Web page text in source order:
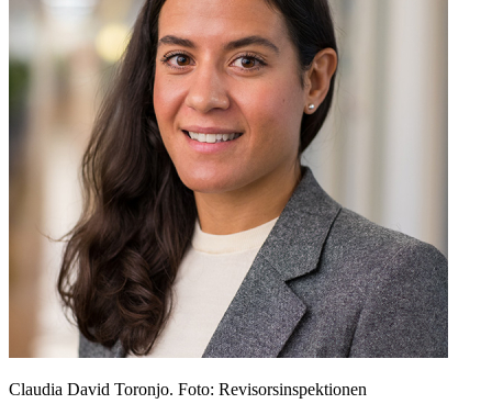
Claudia David Toronjo. Foto: Revisorsinspektionen